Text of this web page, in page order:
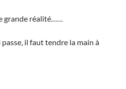
grande réalité……
passe, il faut tendre la main à